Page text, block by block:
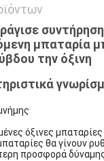
μπαταρία
την όξινη
όξινες μπαταρίες
θα γίνουν
προσφορά